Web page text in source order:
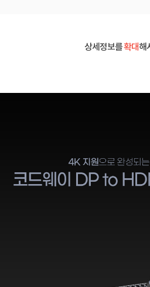
상세정보를확대해